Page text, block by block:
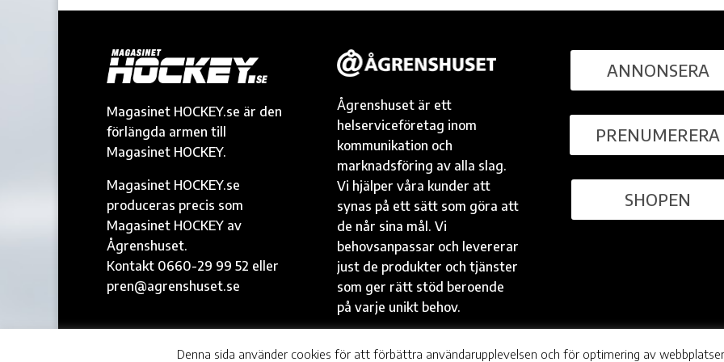
Magasinet HOCKEY.se är den
förlängda armen till
Magasinet HOCKEY.
Magasinet HOCKEY.se
produceras precis som
Magasinet HOCKEY av
Ågrenshuset.
Kontakt 0660-29 99 52 eller
pren@agrenshuset.se
Ågrenshuset är ett
helserviceföretag inom
kommunikation och
marknadsföring av alla slag.
Vi hjälper våra kunder att
synas på ett sätt som göra att
de når sina mål. Vi
behovsanpassar och levererar
just de produkter och tjänster
som ger rätt stöd beroende
på varje unikt behov.
ANNONSERA
PRENUMERERA
SHOPEN
© Ågrenshuset | agrenshuset.se
Denna sida använder cookies för att förbättra användarupplevelsen och för optimering av